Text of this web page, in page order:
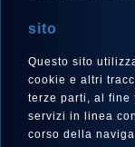
Français
sito
Questo sito
cookie e altri
terze parti, al fine
servizi in linea
corso della